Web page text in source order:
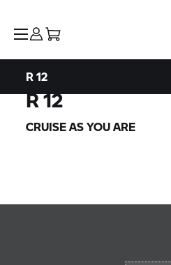
R 12
R 12
CRUISE AS YOU ARE